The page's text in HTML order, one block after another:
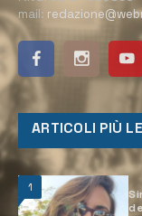
mail:
ARTICOLI PIÙ
1